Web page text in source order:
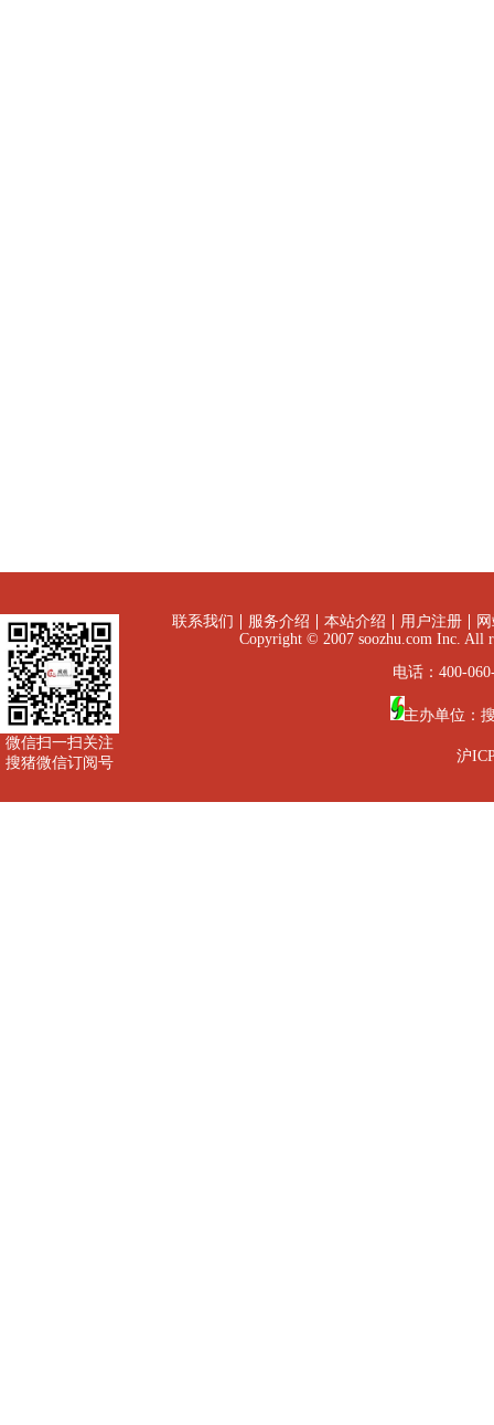
微信扫一扫关注
搜猪微信订阅号
联系我们 服务介绍 本站介绍 用户注册
Copyright © 2007 soozhu.com Inc.
电话：400-
主办单位：
沪